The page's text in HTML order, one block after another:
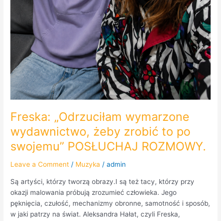
Freska: „Odrzuciłam wymarzone
wydawnictwo, żeby zrobić to po
swojemu” POSŁUCHAJ ROZMOWY.
Leave a Comment / Muzyka /admin
Są artyści, którzy tworzą obrazy.I są też tacy, którzy przy
okazji malowania próbują zrozumieć człowieka. Jego
pęknięcia, czułość, mechanizmy obronne, samotność i sposób,
w jaki patrzy na świat. Aleksandra Hałat, czyli Freska,